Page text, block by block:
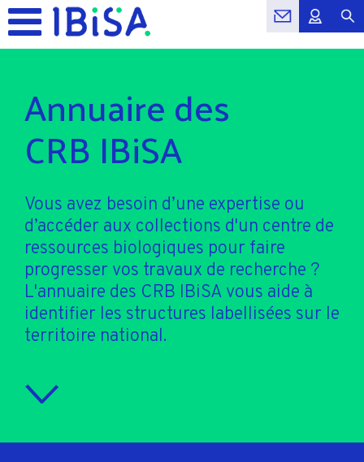
Annuaire des
CRB IBiSA
Vous avez besoin d’une expertise ou
d’accéder aux collections d'un centre de
ressources biologiques pour faire
progresser vos travaux de recherche ?
L'annuaire des CRB IBiSA vous aide à
identifier les structures labellisées sur le
territoire national.